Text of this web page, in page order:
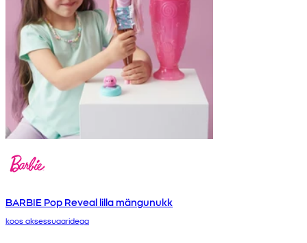
BARBIE Pop Reveal lilla mängunukk
koos aksessuaaridega